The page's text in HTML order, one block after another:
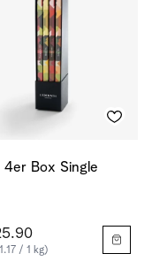
4er Box Single
/ 1 kg)